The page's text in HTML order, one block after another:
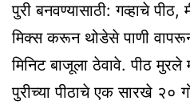
पुरी बनवण्यासाठी: गव्हाचे
मिक्स करून थोडेसे पाणी
मिनिट बाजूला ठेवावे. पीठ
पुरीच्या पीठाचे एक सारखे २०